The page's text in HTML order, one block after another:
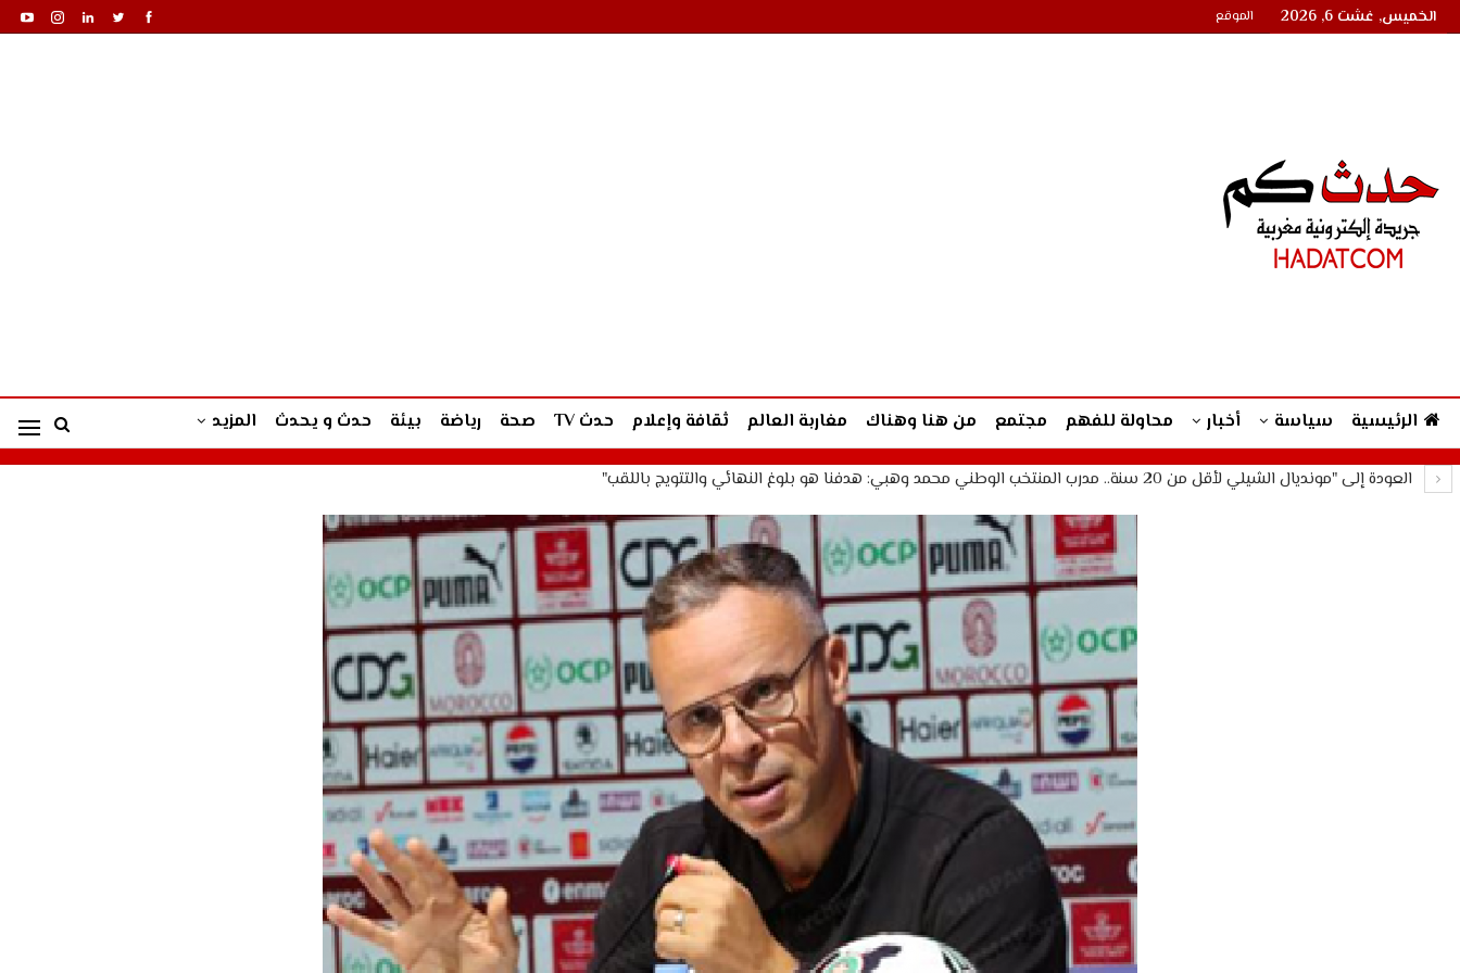
الخميس, غشت 6, 2026 الموقع
الرئيسية سياسة أخبار محاولة للفهم مجتمع من هنا وهناك مغاربة العالم ثقافة وإعلام حدث TV صحة رياضة بيئة حدث و يحدث المزيد
العودة إلى "مونديال الشيلي لأقل من 20 سنة.. مدرب المنتخب الوطني محمد وهبي: هدفنا هو بلوغ النهائي والتتويج باللقب"